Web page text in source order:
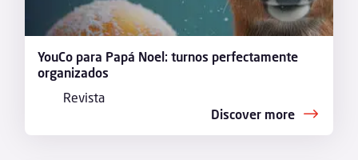
YouCo para Papá Noel: turnos perfectamente
organizados
Revista
Discover more